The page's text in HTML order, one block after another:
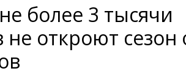
более 3 тысячи
не откроют сезон